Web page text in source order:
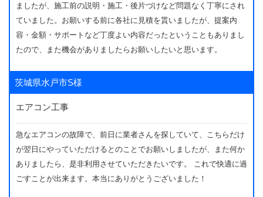
ましたが、施工前の説明・施工・後片づけなど問題なく丁寧にされ
ていました。お願いする前に各社に見積を貰いましたが、提案内
容・金額・サポートなど丁度よい内容だったということもありまし
たので、また機会がありましたらお願いしたいと思います。
茨城県水戸市S様
エアコン工事
急なエアコンの故障で、前日に業者さんを探していて、こちらだけ
が翌日にやっていただけるとのことでお願いしましたが、また何か
ありましたら、是非利用させていただきたいです。 これで快適に過
ごすことが出来ます。本当にありがとうございました！